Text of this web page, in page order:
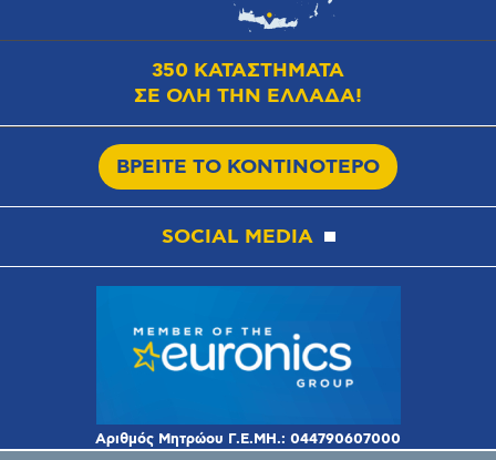
350 ΚΑΤΑΣΤΗΜΑΤΑ
ΣΕ ΟΛΗ ΤΗΝ ΕΛΛΑΔΑ!
ΒΡΕΙΤΕ ΤΟ ΚΟΝΤΙΝΟΤΕΡΟ
SOCIAL MEDIA